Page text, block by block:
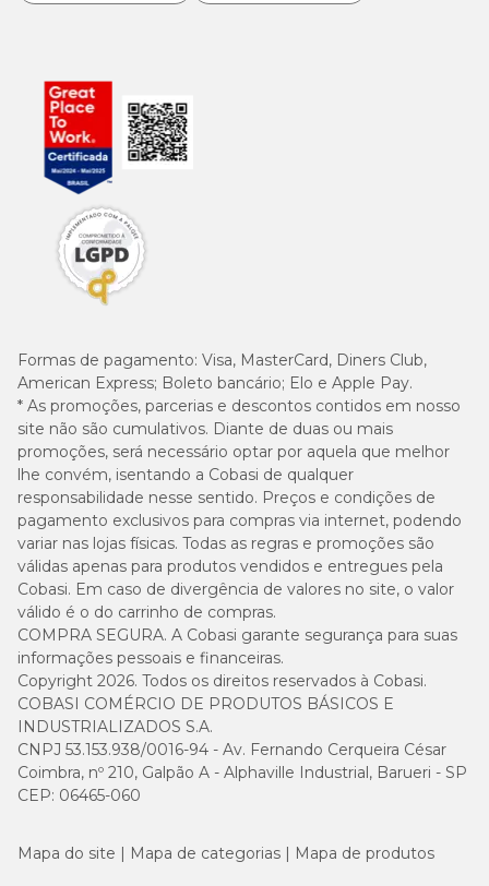
Formas de pagamento: Visa, MasterCard, Diners Club,
American Express; Boleto bancário; Elo e Apple Pay.
* As promoções, parcerias e descontos contidos em nosso
site não são cumulativos. Diante de duas ou mais
promoções, será necessário optar por aquela que melhor
lhe convém, isentando a Cobasi de qualquer
responsabilidade nesse sentido. Preços e condições de
pagamento exclusivos para compras via internet, podendo
variar nas lojas físicas. Todas as regras e promoções são
válidas apenas para produtos vendidos e entregues pela
Cobasi. Em caso de divergência de valores no site, o valor
válido é o do carrinho de compras.
COMPRA SEGURA. A Cobasi garante segurança para suas
informações pessoais e financeiras.
Copyright 2026. Todos os direitos reservados à Cobasi.
COBASI COMÉRCIO DE PRODUTOS BÁSICOS E
INDUSTRIALIZADOS S.A.
CNPJ 53.153.938/0016-94 - Av. Fernando Cerqueira César
Coimbra, nº 210, Galpão A - Alphaville Industrial, Barueri - SP
CEP: 06465-060
Mapa do site Mapa de categorias Mapa de produtos